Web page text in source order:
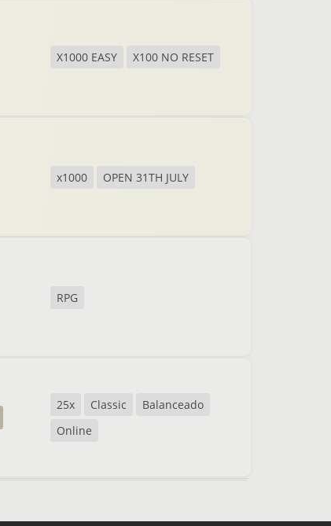
X1000 EASY X100 NO RESET
x1000 OPEN 31TH JULY
RPG
25x Classic
Balanceado
Online